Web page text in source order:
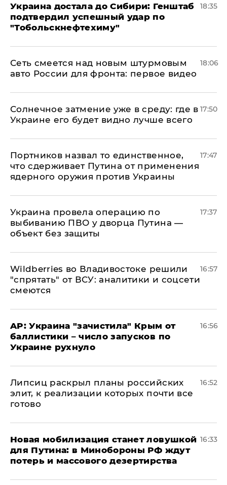
Украина достала до Сибири: Генштаб
подтвердил успешный удар по
"Тобольскнефтехиму"
18:35
Сеть смеется над новым штурмовым
авто России для фронта: первое видео
18:06
​Солнечное затмение уже в среду: где в
Украине его будет видно лучше всего
17:50
Портников назвал то единственное,
что сдерживает Путина от применения
ядерного оружия против Украины
17:47
Украина провела операцию по
выбиванию ПВО у дворца Путина —
объект без защиты
17:37
Wildberries во Владивостоке решили
"спрятать" от ВСУ: аналитики и соцсети
смеются
16:57
AP: Украина "зачистила" Крым от
баллистики – число запусков по
Украине рухнуло
16:56
Липсиц раскрыл планы российских
элит, к реализации которых почти все
готово
16:52
​Новая мобилизация станет ловушкой
для Путина: в Минобороны РФ ждут
потерь и массового дезертирства
16:33